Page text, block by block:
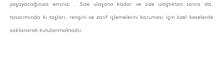
yaşayacağınıza eminiz. . Size ulaşana kadar ve size ulaştıktan sonra da,
tasarımında ki taşları, rengini ve zarif işlemelerini koruması için özel keselerde
saklanarak kutulanmaktadır.